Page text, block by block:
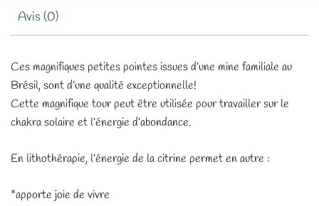
Avis (0)
Ces magnifiques petites pointes issues d’une mine familiale au
Brésil, sont d’une qualité exceptionnelle!
Cette magnifique tour peut être utilisée pour travailler sur le
chakra solaire et l’énergie d’abondance.
En lithothérapie, l’énergie de la citrine permet en autre :
*apporte joie de vivre